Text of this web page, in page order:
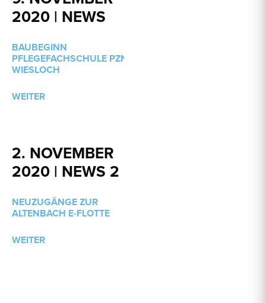
2020 | NEWS
BAUBEGINN
PFLEGEFACHSCHULE PZN
WIESLOCH
WEITER
2. NOVEMBER
2020 | NEWS 2
NEUZUGÄNGE ZUR
ALTENBACH E-FLOTTE
WEITER